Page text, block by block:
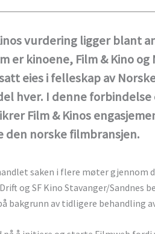
vurdering ligger blant
er kinoene, Film & Kino
eies i felleskap av
hver. I denne
Film & Kinos
norske filmbransjen.
saken i flere møter gjennom
og SF Kino Stavanger/Sandnes
bakgrunn av tidligere behandling